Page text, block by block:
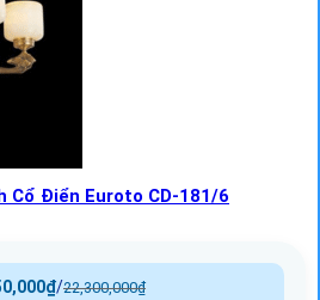
Cổ Điển Euroto CD-181/6
22,300,000₫
/
₫